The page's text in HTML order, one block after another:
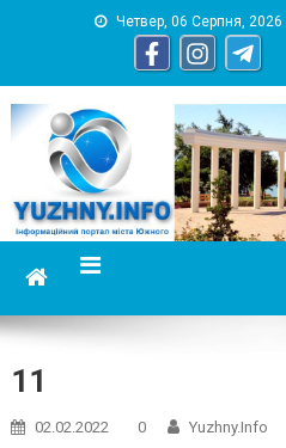
Четвер, 06 Серпня, 2026
информационный портал
11
02.02.2022 0 Yuzhny.info